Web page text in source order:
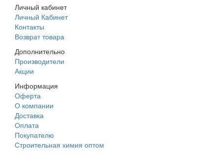
Личный кабинет
Личный Кабинет
Контакты
Возврат товара
Дополнительно
Производители
Акции
Информация
Оферта
О компании
Доставка
Оплата
Покупателю
Строительная химия оптом